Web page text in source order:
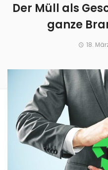
Der Müll als
ganze
18.